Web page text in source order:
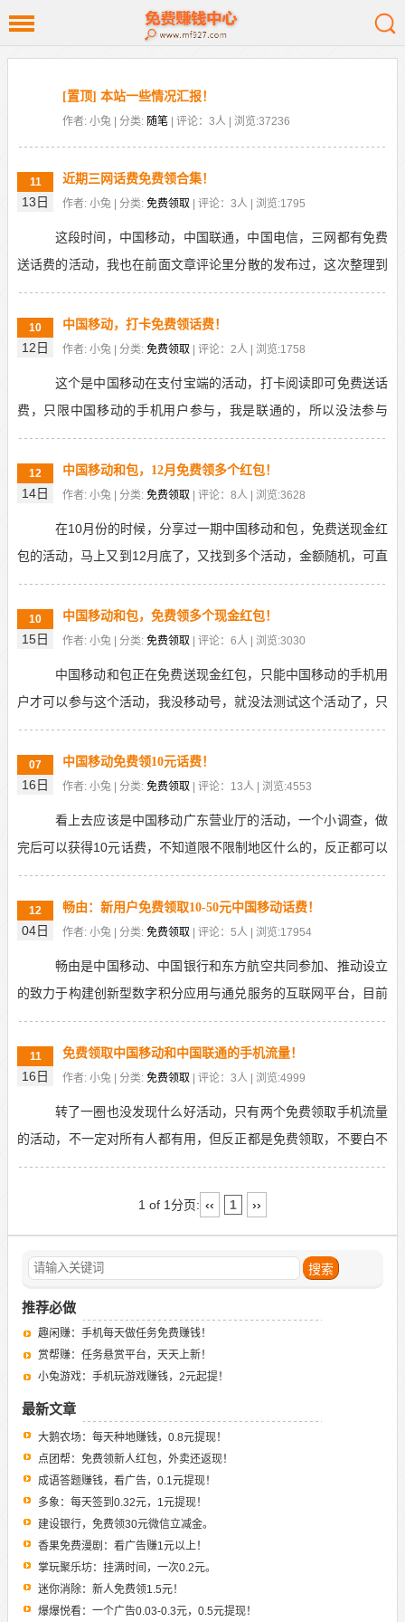
[置顶] 本站一些情况汇报！
作者: 小兔 | 分类: 随笔 | 评论：3人 | 浏览:37236
11
13日
近期三网话费免费领合集！
作者: 小兔 | 分类: 免费领取 | 评论：3人 | 浏览:1795
这段时间，中国移动，中国联通，中国电信，三网都有免费
送话费的活动，我也在前面文章评论里分散的发布过，这次整理到
一起，再重新发布一下，有没领到的，可以去免费领话费...
10
12日
中国移动，打卡免费领话费！
作者: 小兔 | 分类: 免费领取 | 评论：2人 | 浏览:1758
这个是中国移动在支付宝端的活动，打卡阅读即可免费送话
费，只限中国移动的手机用户参与，我是联通的，所以没法参与
了，直接看你们领话费了。根据阅读文章数，每次0.1-...
12
14日
中国移动和包，12月免费领多个红包！
作者: 小兔 | 分类: 免费领取 | 评论：8人 | 浏览:3628
在10月份的时候，分享过一期中国移动和包，免费送现金红
包的活动，马上又到12月底了，又找到多个活动，金额随机，可直
接提现到卡，领多少看自己的运气，部分活动显示三...
10
15日
中国移动和包，免费领多个现金红包！
作者: 小兔 | 分类: 免费领取 | 评论：6人 | 浏览:3030
中国移动和包正在免费送现金红包，只能中国移动的手机用
户才可以参与这个活动，我没移动号，就没法测试这个活动了，只
是看到有人整理出，一共7个活动，金额随机，可直接提...
07
16日
中国移动免费领10元话费！
作者: 小兔 | 分类: 免费领取 | 评论：13人 | 浏览:4553
看上去应该是中国移动广东营业厅的活动，一个小调查，做
完后可以获得10元话费，不知道限不限制地区什么的，反正都可以
参与，能不能到账就不一定了，建议有移动手机号的，...
12
04日
畅由：新用户免费领取10-50元中国移动话费！
作者: 小兔 | 分类: 免费领取 | 评论：5人 | 浏览:17954
畅由是中国移动、中国银行和东方航空共同参加、推动设立
的致力于构建创新型数字积分应用与通兑服务的互联网平台，目前
新用户注册为会员后，只需要100移动积分即可兑换抽...
11
16日
免费领取中国移动和中国联通的手机流量！
作者: 小兔 | 分类: 免费领取 | 评论：3人 | 浏览:4999
转了一圈也没发现什么好活动，只有两个免费领取手机流量
的活动，不一定对所有人都有用，但反正都是免费领取，不要白不
要吧！只找到中国移动和中国联通的，暂时没发现中国电...
1 of 1分页: ‹‹ 1 ››
推荐必做
趣闲赚：手机每天做任务免费赚钱！
赏帮赚：任务悬赏平台，天天上新！
小兔游戏：手机玩游戏赚钱，2元起提！
最新文章
大鹅农场：每天种地赚钱，0.8元提现！
点团帮：免费领新人红包，外卖还返现！
成语答题赚钱，看广告，0.1元提现！
多象：每天签到0.32元，1元提现！
建设银行，免费领30元微信立减金。
香果免费漫剧：看广告赚1元以上！
掌玩聚乐坊：挂满时间，一次0.2元。
迷你消除：新人免费领1.5元！
爆爆悦看：一个广告0.03-0.3元，0.5元提现！